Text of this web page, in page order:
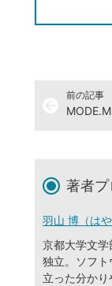
前の記事
著者
羽山 博（はや
京都大学文学
独立。ソフ
立った分か